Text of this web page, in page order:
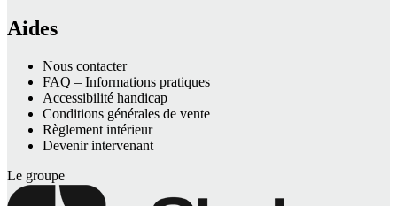
Aides
Nous contacter
FAQ – Informations pratiques
Accessibilité handicap
Conditions générales de vente
Règlement intérieur
Devenir intervenant
Le groupe